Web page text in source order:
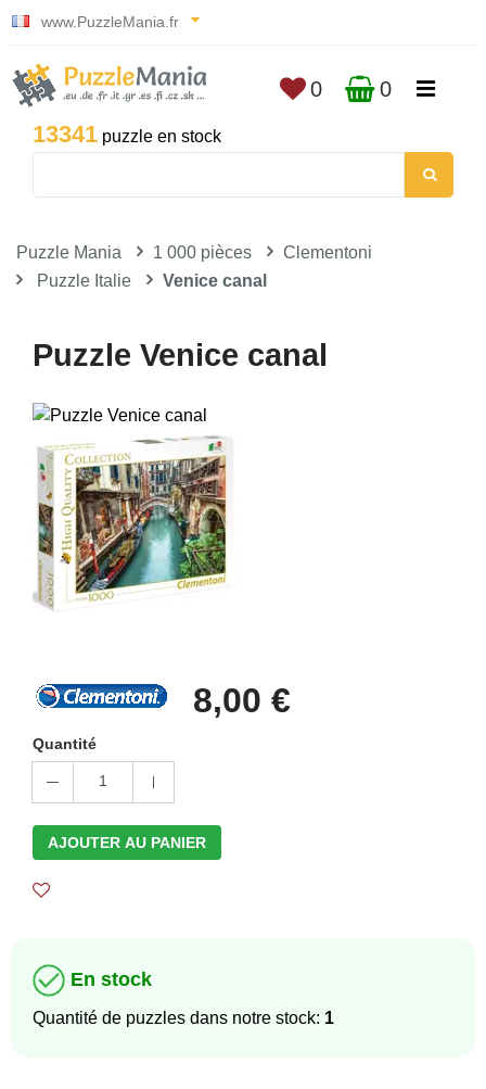
www.PuzzleMania.fr
13341 puzzle en stock
0 0
Puzzle Mania 1 000 pièces
Clementoni
Puzzle Italie
Venice canal
Puzzle Venice canal
8,00 €
Quantité
1
AJOUTER AU PANIER
En stock
Quantité de puzzles dans notre stock: 1